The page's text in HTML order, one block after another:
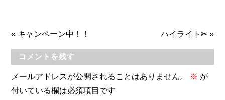
« キャンペーン中！！ ハイライト✂»
コメントを残す
メールアドレスが公開されることはありません。 ※ が
付いている欄は必須項目です